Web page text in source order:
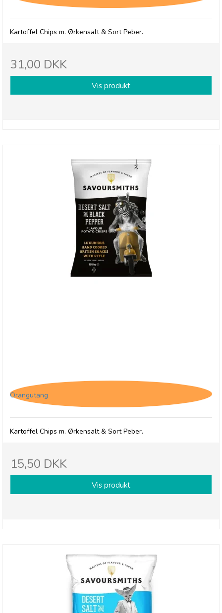
Kartoffel Chips m. Ørkensalt & Sort Peber.
31,00 DKK
Vis produkt
Orangutang
Kartoffel Chips m. Ørkensalt & Sort Peber.
15,50 DKK
Vis produkt